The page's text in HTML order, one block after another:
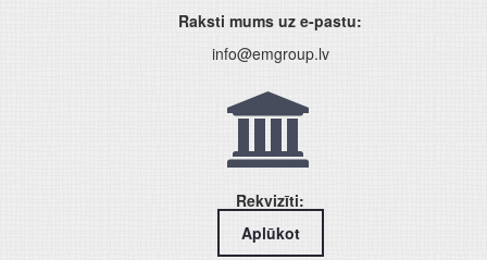
Raksti mums uz e-pastu:
info@emgroup.lv
Rekvizīti:
Aplūkot